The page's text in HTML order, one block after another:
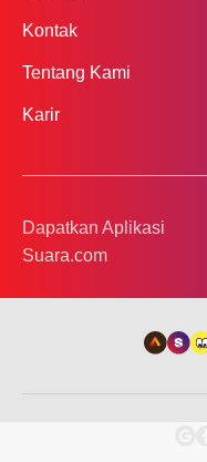
Kontak
Tentang Kami
Karir
Dapatkan Aplikasi
Suara.com